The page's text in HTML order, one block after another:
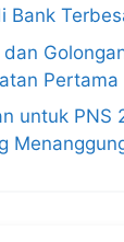
Bank
Pertama
untuk PNS